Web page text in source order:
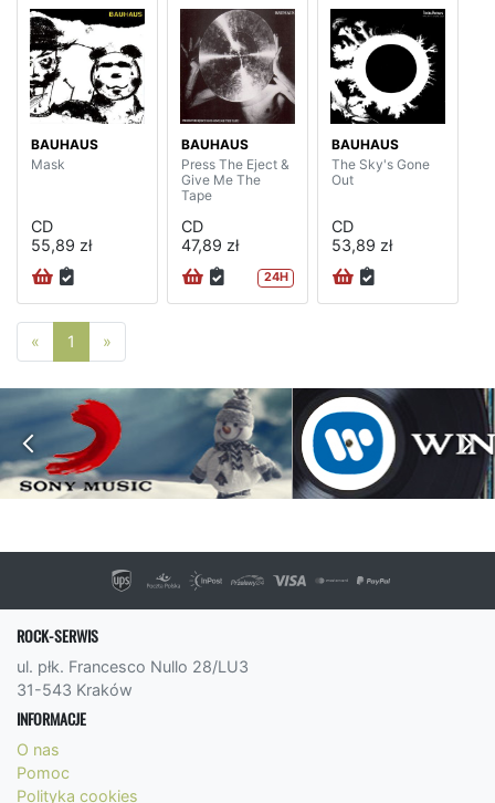
BAUHAUS
Mask
CD
55,89 zł
BAUHAUS
Press The Eject &
Give Me The
Tape
CD
47,89 zł
24H
BAUHAUS
The Sky's Gone
Out
CD
53,89 zł
« Poprzednia strona
1 »
ROCK-SERWIS
ul. płk. Francesco Nullo 28/LU3
31-543 Kraków
INFORMACJE
O nas
Pomoc
Polityka cookies